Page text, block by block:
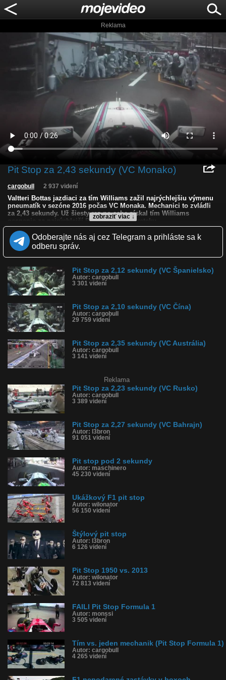
Reklama
Pit Stop za 2,43 sekundy (VC Monako)
zobraziť viac ↓
cargobull 2 937 videní
Valtteri Bottas jazdiaci za tím Williams zažil najrýchlejšiu výmenu
pneumatík v sezóne 2016 počas VC Monaka. Mechanici to zvládli
za 2,43 sekundy. Už šiesty raz po sebe získal tím Williams
ocenenie za najrýchlejší Pit Stop počas preteku.
Kvalita: HD NQ
LQ
Zverejnené: 8.6.2016 14:07
Komentárov: 2
Dľžka: 0:26
Kategória: auto-moto
Tagy: formula 1, formula, williams, pit, stop, ferrari, mercedes, red,
bull, monako, monaco, monte, carlo
História sledovanosti videa:
Odoberajte nás aj cez Telegram a prihláste sa k
odberu správ.
Pit Stop za 2,12 sekundy (VC Španielsko)
Autor: cargobull
3 301 videní
Pit Stop za 2,10 sekundy (VC Čína)
Autor: cargobull
29 759 videní
Pit Stop za 2,35 sekundy (VC Austrália)
Autor: cargobull
3 141 videní
Reklama
Pit Stop za 2,23 sekundy (VC Rusko)
Autor: cargobull
3 389 videní
Pit Stop za 2,27 sekundy (VC Bahrajn)
Autor: l3bron
91 051 videní
Pit stop pod 2 sekundy
Autor: maschinero
45 230 videní
Ukážkový F1 pit stop
Autor: wilonator
56 150 videní
Štýlový pit stop
Autor: l3bron
6 126 videní
Pit Stop 1950 vs. 2013
Autor: wilonator
72 813 videní
FAILI Pit Stop Formula 1
Autor: monssi
3 505 videní
Tím vs. jeden mechanik (Pit Stop Formula 1)
Autor: cargobull
4 265 videní